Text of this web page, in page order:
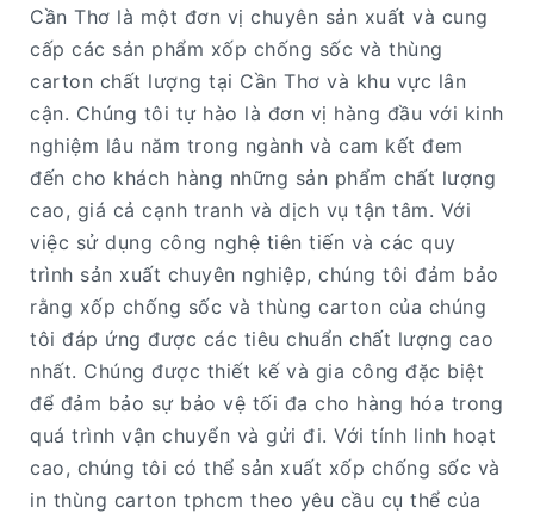
Cần Thơ là một đơn vị chuyên sản xuất và cung
cấp các sản phẩm xốp chống sốc và thùng
carton chất lượng tại Cần Thơ và khu vực lân
cận. Chúng tôi tự hào là đơn vị hàng đầu với kinh
nghiệm lâu năm trong ngành và cam kết đem
đến cho khách hàng những sản phẩm chất lượng
cao, giá cả cạnh tranh và dịch vụ tận tâm. Với
việc sử dụng công nghệ tiên tiến và các quy
trình sản xuất chuyên nghiệp, chúng tôi đảm bảo
rằng xốp chống sốc và thùng carton của chúng
tôi đáp ứng được các tiêu chuẩn chất lượng cao
nhất. Chúng được thiết kế và gia công đặc biệt
để đảm bảo sự bảo vệ tối đa cho hàng hóa trong
quá trình vận chuyển và gửi đi. Với tính linh hoạt
cao, chúng tôi có thể sản xuất xốp chống sốc và
in thùng carton tphcm theo yêu cầu cụ thể của